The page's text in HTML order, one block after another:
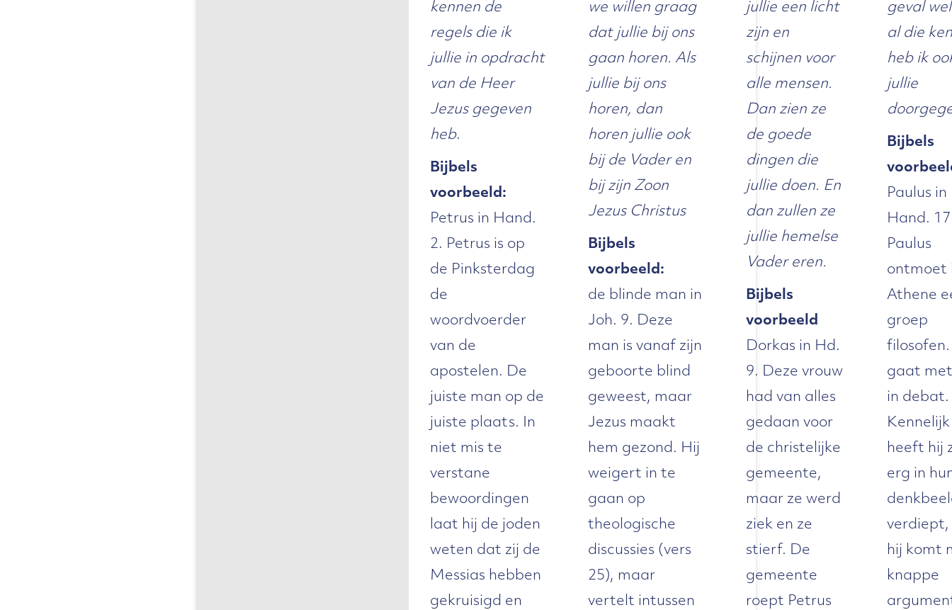
kennen de
regels die ik
jullie in opdracht
van de Heer
Jezus gegeven
heb.
Bijbels
voorbeeld:
Petrus in Hand.
2. Petrus is op
de Pinksterdag
de
woordvoerder
van de
apostelen. De
juiste man op de
juiste plaats. In
niet mis te
verstane
bewoordingen
laat hij de joden
weten dat zij de
Messias hebben
gekruisigd en
we willen graag
dat jullie bij ons
gaan horen. Als
jullie bij ons
horen, dan
horen jullie ook
bij de Vader en
bij zijn Zoon
Jezus Christus
Bijbels
voorbeeld:
de blinde man in
Joh. 9. Deze
man is vanaf zijn
geboorte blind
geweest, maar
Jezus maakt
hem gezond. Hij
weigert in te
gaan op
theologische
discussies (vers
25), maar
vertelt intussen
jullie een licht
zijn en
schijnen voor
alle mensen.
Dan zien ze
de goede
dingen die
jullie doen. En
dan zullen ze
jullie hemelse
Vader eren.
Bijbels
voorbeeld
Dorkas in Hd.
9. Deze vrouw
had van alles
gedaan voor
de christelijke
gemeente,
maar ze werd
ziek en ze
stierf. De
gemeente
roept Petrus
geval
al die
heb ik
jullie
Bijbels
Paulus in
Hand.
Paulus
ontmoet
Athene
groep
gaat
in debat.
Kennelijk
heeft hij
erg in
hij komt
knappe